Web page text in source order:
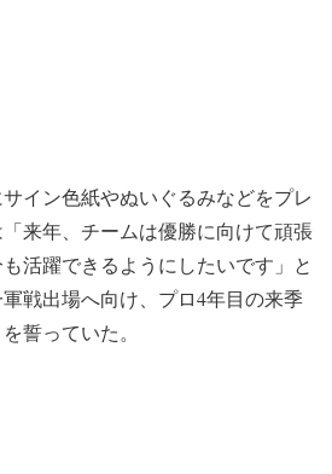
イン色紙やぬいぐるみなどをプレ
来年、チームは優勝に向けて頑張
活躍できるようにしたいです」と
戦出場へ向け、プロ4年目の来季
誓っていた。